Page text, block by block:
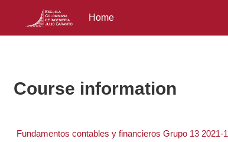
Home
Course information
Fundamentos contables y financieros Grupo 13 2021-1